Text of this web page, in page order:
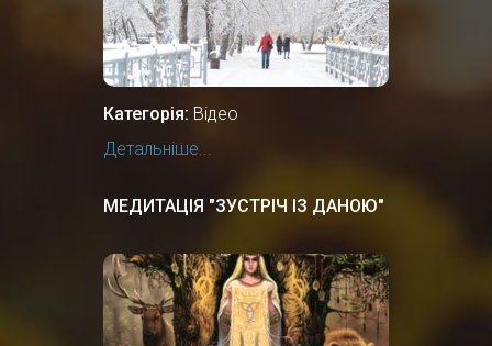
Категорія: Відео
Детальніше...
МЕДИТАЦІЯ "ЗУСТРІЧ ІЗ ДАНОЮ"